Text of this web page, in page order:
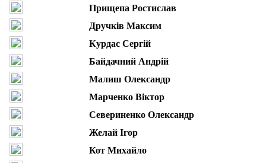
Прищепа Ростислав
Дручків Максим
Курдас Сергій
Байдачний Андрій
Малиш Олександр
Марченко Віктор
Севериненко Олександр
Желай Ігор
Кот Михайло